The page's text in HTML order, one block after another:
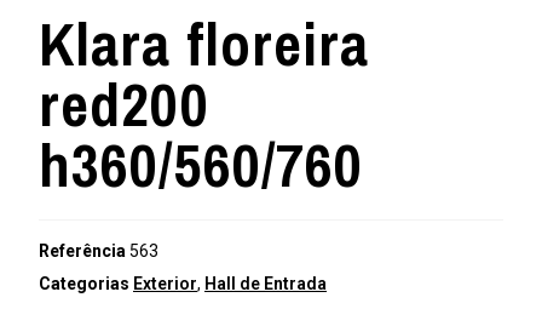
Klara floreira
red200
h360/560/760
Referência 563
Categorias Exterior, Hall de Entrada